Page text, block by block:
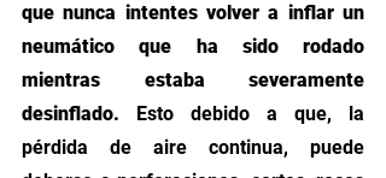
que nunca intentes volver a inflar un
neumático que ha sido rodado
mientras estaba severamente
desinflado. Esto debido a que, la
pérdida de aire continua, puede